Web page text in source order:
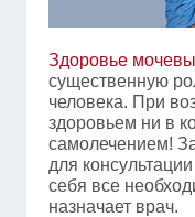
Здоровье
существенную
человека. При
здоровьем ни в
самолечением!
для
себя все
назначает врач.